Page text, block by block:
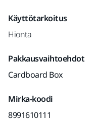
Käyttötarkoitus
Hionta
Pakkausvaihtoehdot
Cardboard Box
Mirka-koodi
8991610111